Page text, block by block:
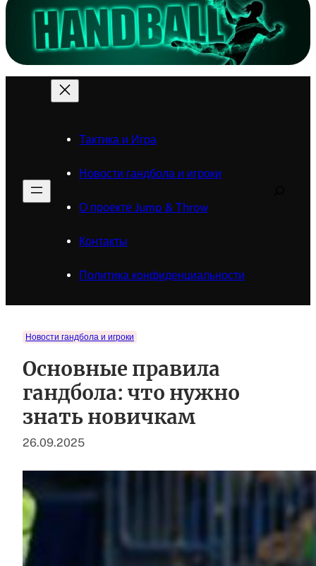
Тактика и Игра
Новости гандбола и игроки
О проекте Jump & Throw
Контакты
Политика конфиденциальности
Новости гандбола и игроки
Основные правила
гандбола: что нужно
знать новичкам
26.09.2025